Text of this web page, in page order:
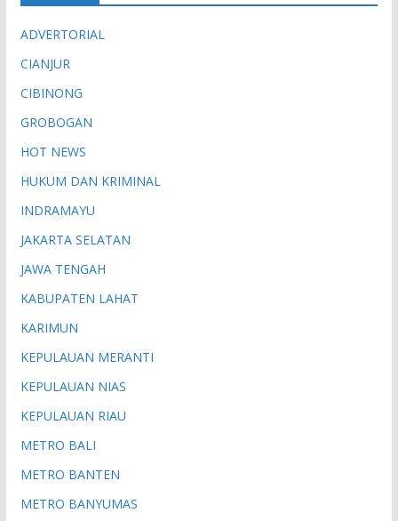
ADVERTORIAL
CIANJUR
CIBINONG
GROBOGAN
HOT NEWS
HUKUM DAN KRIMINAL
INDRAMAYU
JAKARTA SELATAN
JAWA TENGAH
KABUPATEN LAHAT
KARIMUN
KEPULAUAN MERANTI
KEPULAUAN NIAS
KEPULAUAN RIAU
METRO BALI
METRO BANTEN
METRO BANYUMAS